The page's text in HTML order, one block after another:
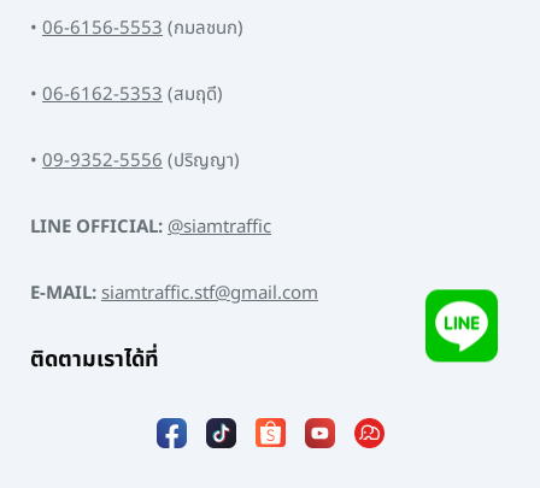
• 06-6156-5553 (กมลชนก)
• 06-6162-5353 (สมฤดี)
• 09-9352-5556 (ปริญญา)
LINE OFFICIAL: @siamtraffic
E-MAIL: siamtraffic.stf@gmail.com
ติดตามเราได้ที่